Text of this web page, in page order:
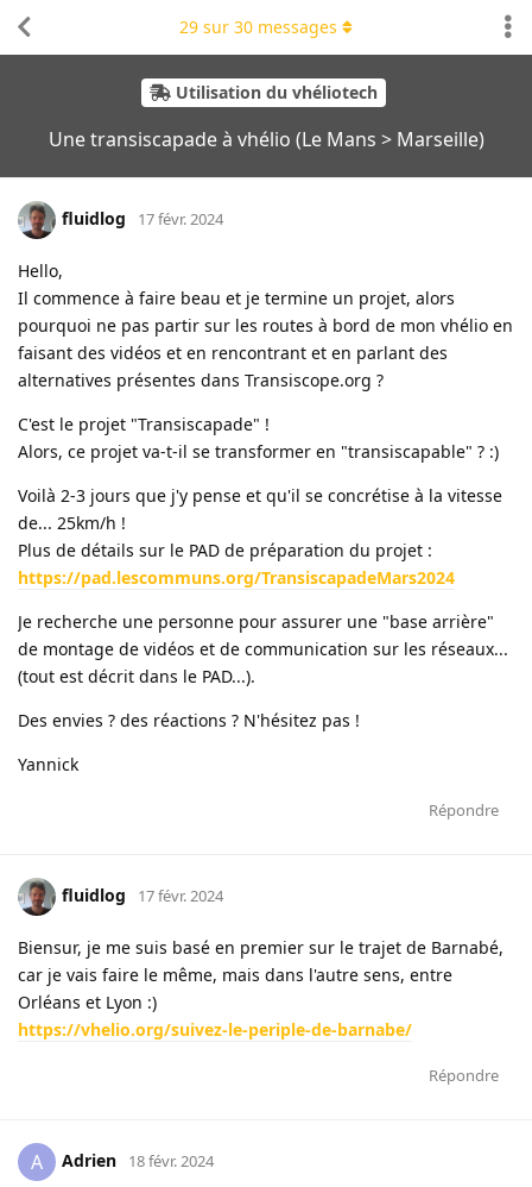
Utilisation du vhéliotech
Une transiscapade à vhélio (Le Mans > Marseille)
29 sur 30 messages
fluidlog 17 févr. 2024
Hello,
Il commence à faire beau et je termine un projet, alors
pourquoi ne pas partir sur les routes à bord de mon vhélio en
faisant des vidéos et en rencontrant et en parlant des
alternatives présentes dans Transiscope.org ?
C'est le projet "Transiscapade" !
Alors, ce projet va-t-il se transformer en "transiscapable" ? :)
Voilà 2-3 jours que j'y pense et qu'il se concrétise à la vitesse
de... 25km/h !
Plus de détails sur le PAD de préparation du projet :
https://pad.lescommuns.org/TransiscapadeMars2024
Je recherche une personne pour assurer une "base arrière"
de montage de vidéos et de communication sur les réseaux...
(tout est décrit dans le PAD...).
Des envies ? des réactions ? N'hésitez pas !
Yannick
Répondre
fluidlog 17 févr. 2024
Biensur, je me suis basé en premier sur le trajet de Barnabé,
car je vais faire le même, mais dans l'autre sens, entre
Orléans et Lyon :)
https://vhelio.org/suivez-le-periple-de-barnabe/
Répondre
A Adrien 18 févr. 2024